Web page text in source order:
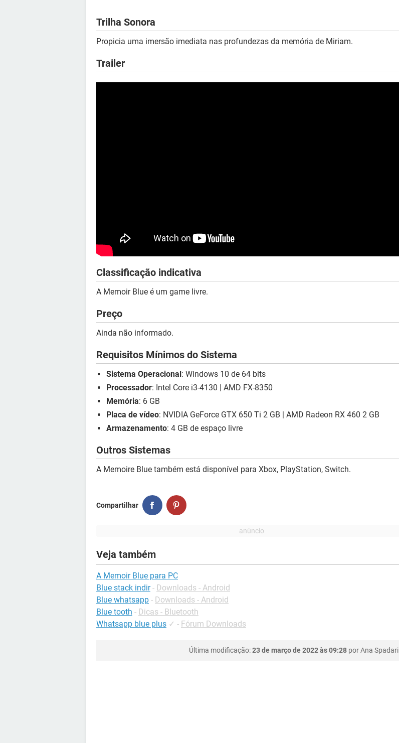
Trilha Sonora
Propicia uma imersão imediata nas profundezas da memória de Miriam.
Trailer
Classificação indicativa
A Memoir Blue é um game livre.
Preço
Ainda não informado.
Requisitos Mínimos do Sistema
Sistema Operacional : Windows 10 de 64 bits
Processador: Intel Core i3-4130 | AMD FX-8350
Memória: 6 GB
Placa de vídeo: NVIDIA GeForce GTX 650 Ti 2 GB | AMD Radeon RX 460 2 GB
Armazenamento: 4 GB de espaço livre
Outros Sistemas
A Memoire Blue também está disponível para Xbox, PlayStation, Switch.
Compartilhar
Veja também
A Memoir Blue para PC
Blue stack indir - Downloads - Android
Blue whatsapp - Downloads - Android
Blue tooth - Dicas - Bluetooth
Whatsapp blue plus ✓ - Fórum Downloads
Última modificação:23 de março de 2022 às 09:28 porAna Spadari